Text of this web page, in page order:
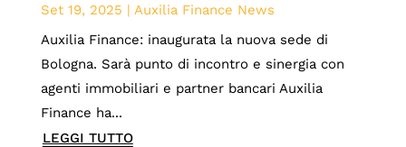
Set 19, 2025 | Auxilia Finance News
Auxilia Finance: inaugurata la nuova sede di
Bologna. Sarà punto di incontro e sinergia con
agenti immobiliari e partner bancari Auxilia
Finance ha...
LEGGI TUTTO